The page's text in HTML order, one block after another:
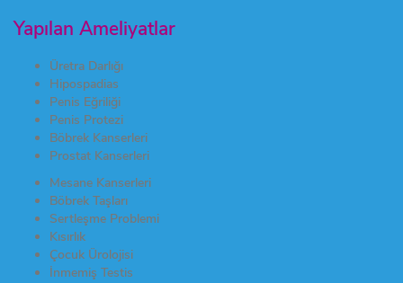
Yapılan Ameliyatlar
Üretra Darlığı
Hipospadias
Penis Eğriliği
Penis Protezi
Böbrek Kanserleri
Prostat Kanserleri
Mesane Kanserleri
Böbrek Taşları
Sertleşme Problemi
Kısırlık
Çocuk Ürolojisi
İnmemiş Testis